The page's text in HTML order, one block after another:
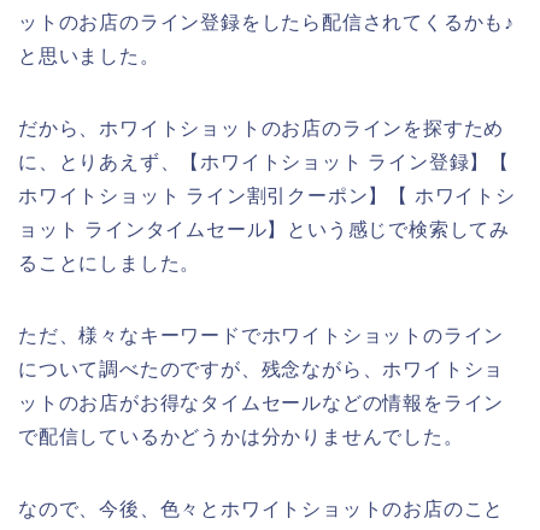
ットのお店のライン登録をしたら配信されてくるかも♪
と思いました。
だから、ホワイトショットのお店のラインを探すため
に、とりあえず、【ホワイトショット ライン登録】【
ホワイトショット ライン割引クーポン】【 ホワイトシ
ョット ラインタイムセール】という感じで検索してみ
ることにしました。
ただ、様々なキーワードでホワイトショットのライン
について調べたのですが、残念ながら、ホワイトショ
ットのお店がお得なタイムセールなどの情報をライン
で配信しているかどうかは分かりませんでした。
なので、今後、色々とホワイトショットのお店のこと